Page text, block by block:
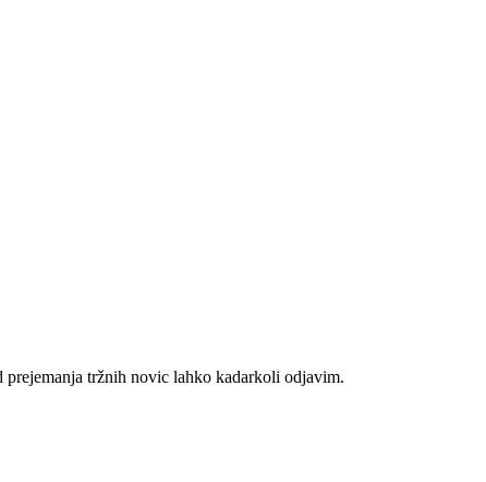
prejemanja tržnih novic lahko kadarkoli odjavim.